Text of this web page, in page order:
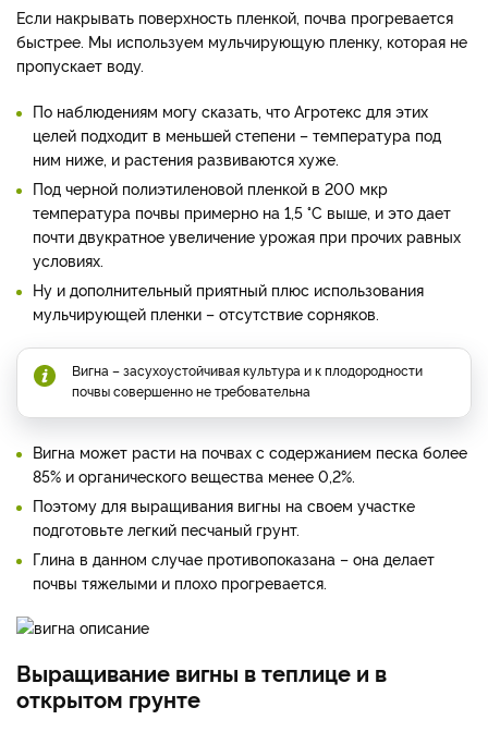
Если накрывать поверхность пленкой, почва прогревается
быстрее. Мы используем мульчирующую пленку, которая не
пропускает воду.
По наблюдениям могу сказать, что Агротекс для этих
целей подходит в меньшей степени – температура под
ним ниже, и растения развиваются хуже.
Под черной полиэтиленовой пленкой в 200 мкр
температура почвы примерно на 1,5 °C выше, и это дает
почти двукратное увеличение урожая при прочих равных
условиях.
Ну и дополнительный приятный плюс использования
мульчирующей пленки – отсутствие сорняков.
Вигна – засухоустойчивая культура и к плодородности
почвы совершенно не требовательна
Вигна может расти на почвах с содержанием песка более
85% и органического вещества менее 0,2%.
Поэтому для выращивания вигны на своем участке
подготовьте легкий песчаный грунт.
Глина в данном случае противопоказана – она делает
почвы тяжелыми и плохо прогревается.
Выращивание вигны в теплице и в
открытом грунте